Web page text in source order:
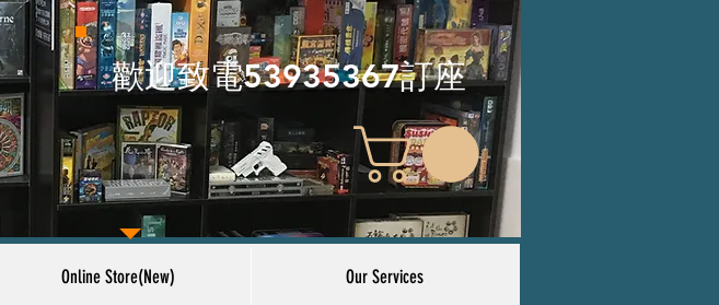
​歡迎致電53935367訂座
Online Store(New) Our Services